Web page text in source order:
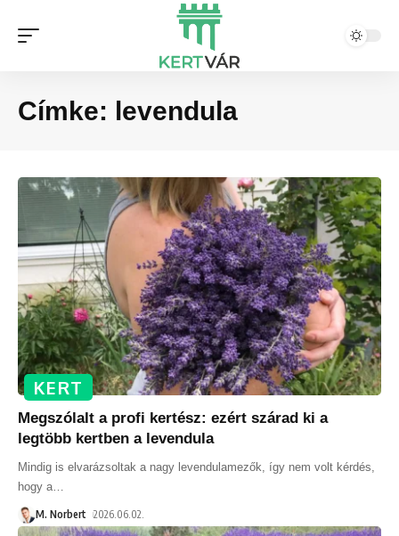
Címke: levendula
KERT
Megszólalt a profi kertész: ezért szárad ki a
legtöbb kertben a levendula
Mindig is elvarázsoltak a nagy levendulamezők, így nem volt kérdés,
hogy a
M. Norbert 2026.06.02.